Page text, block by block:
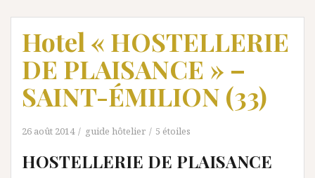
Hotel « HOSTELLERIE
DE PLAISANCE » –
SAINT-ÉMILION (33)
26 août 2014 guide hôtelier 5 étoiles
HOSTELLERIE DE PLAISANCE